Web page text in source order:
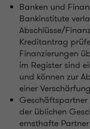
Banken und
Bankinstitute
Abschlüsse/
Kreditantrag
Finanzierungen
im Register sind
und können zur
einer
Geschäftspartner
der üblichen
ernsthafte